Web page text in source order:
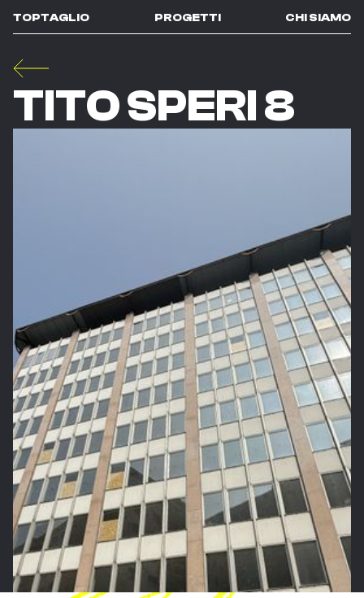
TOPTAGLIO PROGETTI CHI SIAMO
TITO SPERI 8